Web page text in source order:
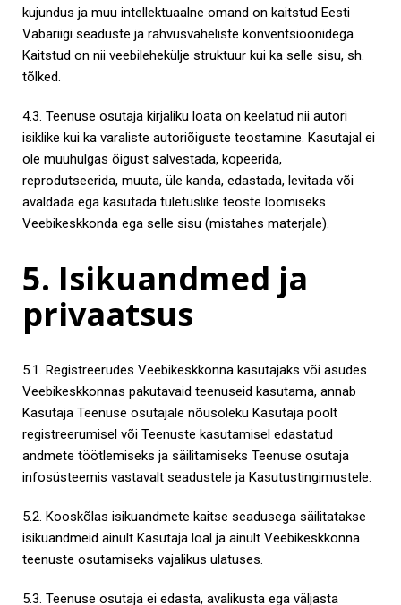
kujundus ja muu intellektuaalne omand on kaitstud Eesti
Vabariigi seaduste ja rahvusvaheliste konventsioonidega.
Kaitstud on nii veebilehekülje struktuur kui ka selle sisu, sh.
tõlked.
4.3. Teenuse osutaja kirjaliku loata on keelatud nii autori
isiklike kui ka varaliste autoriõiguste teostamine. Kasutajal ei
ole muuhulgas õigust salvestada, kopeerida,
reprodutseerida, muuta, üle kanda, edastada, levitada või
avaldada ega kasutada tuletuslike teoste loomiseks
Veebikeskkonda ega selle sisu (mistahes materjale).
5. Isikuandmed ja
privaatsus
5.1. Registreerudes Veebikeskkonna kasutajaks või asudes
Veebikeskkonnas pakutavaid teenuseid kasutama, annab
Kasutaja Teenuse osutajale nõusoleku Kasutaja poolt
registreerumisel või Teenuste kasutamisel edastatud
andmete töötlemiseks ja säilitamiseks Teenuse osutaja
infosüsteemis vastavalt seadustele ja Kasutustingimustele.
5.2. Kooskõlas isikuandmete kaitse seadusega säilitatakse
isikuandmeid ainult Kasutaja loal ja ainult Veebikeskkonna
teenuste osutamiseks vajalikus ulatuses.
5.3. Teenuse osutaja ei edasta, avalikusta ega väljasta